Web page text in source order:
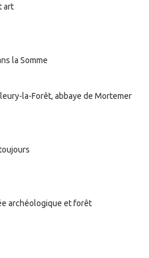
art
la Somme
la-Forêt, abbaye de Mortemer
archéologique et forêt